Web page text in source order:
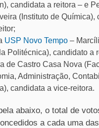
candidata a reitora – e
(Instituto de Química),
USP Novo Tempo –
Politécnica), candidato a
de Castro Casa Nova
Administração,
candidata a vice-reitora.
abaixo, o total de
a cada uma